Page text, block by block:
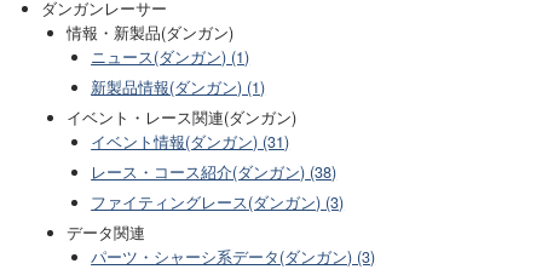
ダンガンレーサー
情報・新製品(ダンガン)
ニュース(ダンガン) (1)
新製品情報(ダンガン) (1)
イベント・レース関連(ダンガン)
イベント情報(ダンガン) (31)
レース・コース紹介(ダンガン) (38)
ファイティングレース(ダンガン) (3)
データ関連
パーツ・シャーシ系データ(ダンガン) (3)